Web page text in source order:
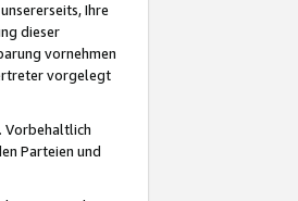
Ihre
dieser
vornehmen
vorgelegt
Vorbehaltlich
Parteien und